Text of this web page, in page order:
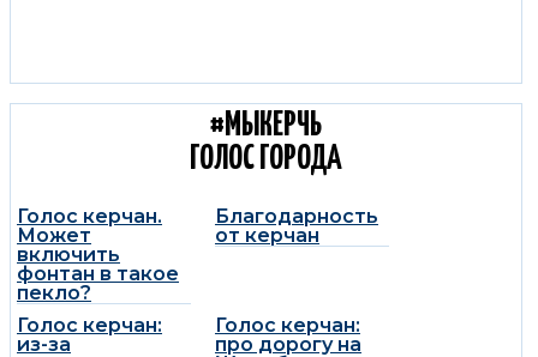
#МЫКЕРЧЬ
ГОЛОС ГОРОДА
Голос керчан.
Может
включить
фонтан в такое
пекло?
Благодарность
от керчан
Голос керчан:
из-за
Голос керчан:
про дорогу на